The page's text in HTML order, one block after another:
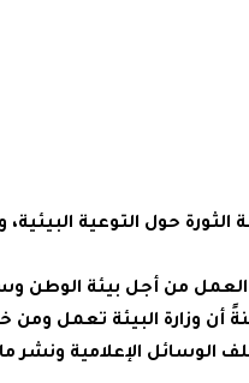
الثورة حول التوعية
أن العمل من أجل بيئة
أن وزارة البيئة تعمل
البيئي بمختلف الوسائل